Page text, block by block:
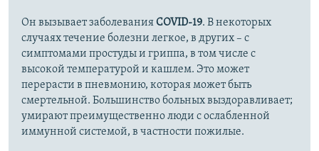
Он вызывает заболеванияCOVID-19. В некоторых
случаях течение болезни легкое, в других – с
симптомами простуды и гриппа, в том числе с
высокой температурой и кашлем. Это может
перерасти в пневмонию, которая может быть
смертельной. Большинство больных выздоравливает;
умирают преимущественно люди с ослабленной
иммунной системой, в частности пожилые.